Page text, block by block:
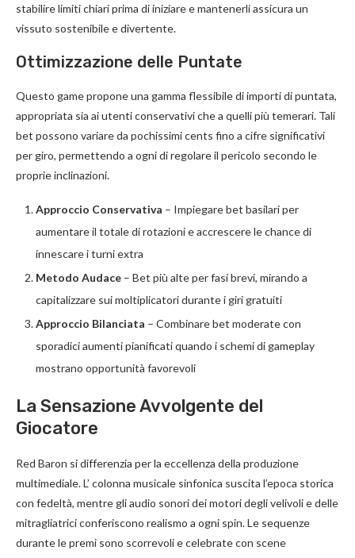
stabilire limiti chiari prima di iniziare e mantenerli assicura un
vissuto sostenibile e divertente.
Ottimizzazione delle Puntate
Questo game propone una gamma flessibile di importi di puntata,
appropriata sia ai utenti conservativi che a quelli più temerari. Tali
bet possono variare da pochissimi cents fino a cifre significativi
per giro, permettendo a ogni di regolare il pericolo secondo le
proprie inclinazioni.
Approccio Conservativa – Impiegare bet basilari per
aumentare il totale di rotazioni e accrescere le chance di
innescare i turni extra
Metodo Audace – Bet più alte per fasi brevi, mirando a
capitalizzare sui moltiplicatori durante i giri gratuiti
Approccio Bilanciata – Combinare bet moderate con
sporadici aumenti pianificati quando i schemi di gameplay
mostrano opportunità favorevoli
La Sensazione Avvolgente del
Giocatore
Red Baron si differenzia per la eccellenza della produzione
multimediale. L’ colonna musicale sinfonica suscita l’epoca storica
con fedeltà, mentre gli audio sonori dei motori degli velivoli e delle
mitragliatrici conferiscono realismo a ogni spin. Le sequenze
durante le premi sono scorrevoli e celebrate con scene